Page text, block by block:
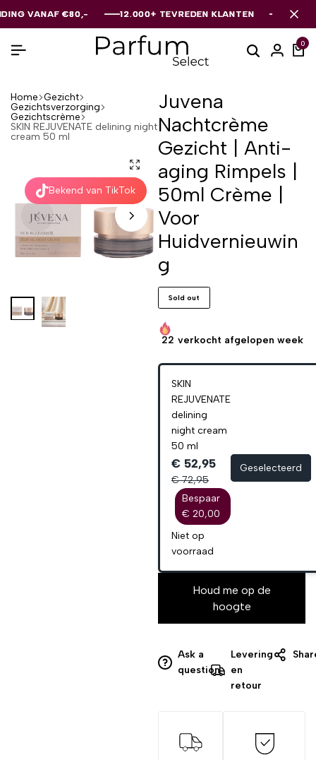
VANAF €80,- 12.000+ TEVREDEN KLANTEN
VANAF €80,- 12.000+ TEVREDEN KLANTEN
VANAF €80,- 12.000+ TEVREDEN KLANTEN
0
Home Gezicht
Gezichtsverzorging
Gezichtscrème
SKIN REJUVENATE delining night
cream 50 ml
Bekend van TikTok
Juvena
Nachtcrème
Gezicht | Anti-
aging Rimpels |
50ml Crème |
Voor
Huidvernieuwin
g
Sold out
22 verkocht afgelopen week
SKIN
REJUVENATE
delining
night cream
50 ml
€ 52,95
€ 72,95
Bespaar
€ 20,00
Niet op
voorraad
Geselecteerd
Houd me op de
hoogte
Ask a
question
Levering
en
retour